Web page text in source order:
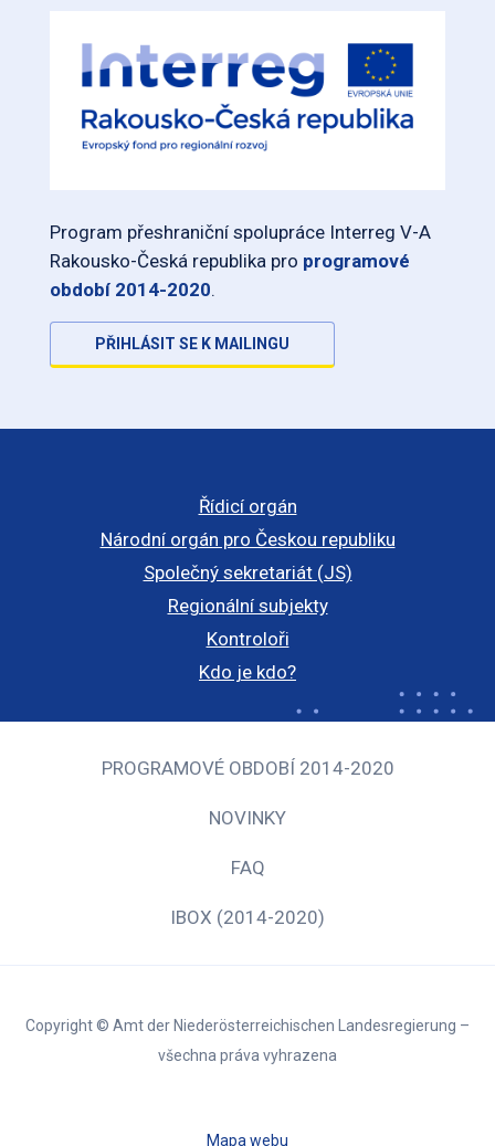
Program přeshraniční spolupráce Interreg V-A
Rakousko-Česká republika pro programové
období 2014-2020.
PŘIHLÁSIT SE K MAILINGU
Řídicí orgán
Národní orgán pro Českou republiku
Společný sekretariát (JS)
Regionální subjekty
Kontroloři
Kdo je kdo?
PROGRAMOVÉ OBDOBÍ 2014-2020
NOVINKY
FAQ
IBOX (2014-2020)
Copyright © Amt der Niederösterreichischen Landesregierung –
všechna práva vyhrazena
Mapa webu